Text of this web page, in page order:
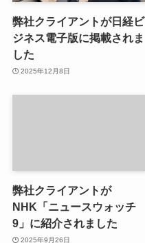
弊社クライアントが日経ビ
ジネス電子版に掲載されま
した
2025年12月8日
弊社クライアントが
NHK「ニュースウォッチ
9」に紹介されました
2025年9月26日